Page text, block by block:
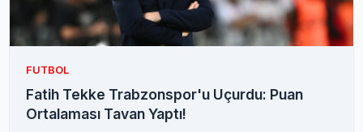
FUTBOL
Fatih Tekke Trabzonspor'u Uçurdu: Puan
Ortalaması Tavan Yaptı!